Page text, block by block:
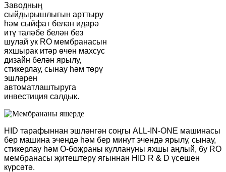
Заводның
сыйдырышлыгын арттыру
һәм сыйфат белән идарә
итү таләбе белән без
шулай ук ​​RO мембранасын
яхшырак итәр өчен махсус
дизайн белән ярылу,
стикерлау, сынау һәм төрү
эшләрен
автоматлаштыруга
инвестиция салдык.
HID тарафыннан эшләнгән соңгы ALL-IN-ONE машинасы
бер машина эчендә һәм бер минут эчендә ярылу, сынау,
стикерлау һәм O-боҗраны куллануны яхшы аңлый, бу RO
мембранасы җитештерү ягыннан HID R & D үсешен
күрсәтә.